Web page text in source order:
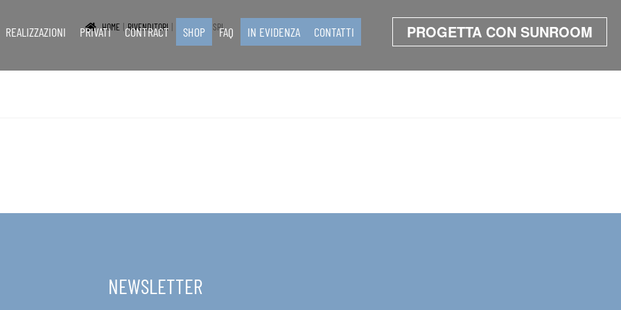
REALIZZAZIONI PRIVATI CONTRACT SHOP FAQ IN EVIDENZA CONTATTI PROGETTA CON SUNROOM
HOME RIVENDITORI STUDIO 66 SRL
NEWSLETTER